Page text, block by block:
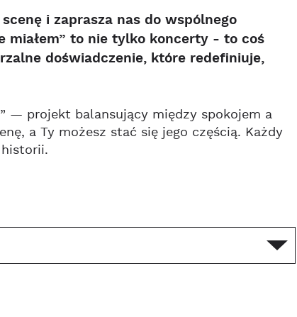
i zaprasza nas do wspólnego
miałem” to nie tylko koncerty - to coś
doświadczenie, które redefiniuje,
” — projekt balansujący między spokojem a
a Ty możesz stać się jego częścią. Każdy